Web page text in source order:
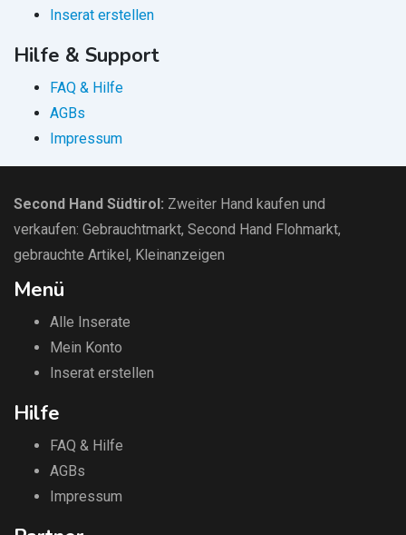
Inserat erstellen
Hilfe & Support
FAQ & Hilfe
AGBs
Impressum
Second Hand Südtirol: Zweiter Hand kaufen und
verkaufen: Gebrauchtmarkt, Second Hand Flohmarkt,
gebrauchte Artikel, Kleinanzeigen
Menü
Alle Inserate
Mein Konto
Inserat erstellen
Hilfe
FAQ & Hilfe
AGBs
Impressum